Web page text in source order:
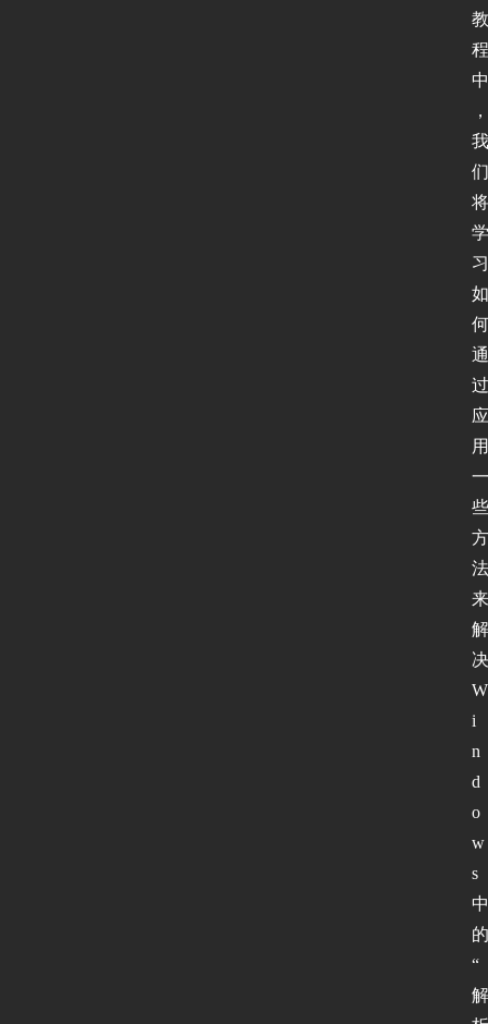
教
程
中
，
我
们
将
学
习
如
何
通
过
应
用
一
些
方
法
来
解
决
W
i
n
d
o
w
s
中
的
“
解